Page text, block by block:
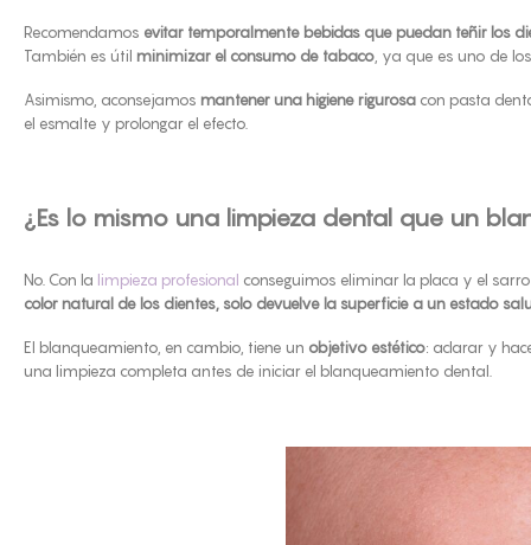
Recomendamos evitar temporalmente bebidas que puedan teñir los
También es útil minimizar el consumo de tabaco, ya que es uno de
Asimismo, aconsejamos mantener una higiene rigurosa con pasta
el esmalte y prolongar el efecto.
¿Es lo mismo una limpieza dental que un
No. Con la limpieza profesional conseguimos eliminar la placa y el
color natural de los dientes, solo devuelve la superficie a un estado
El blanqueamiento, en cambio, tiene un objetivo estético: aclarar y
una limpieza completa antes de iniciar el blanqueamiento dental.